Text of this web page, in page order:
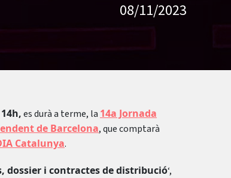
08/11/2023
es durà a terme, la 14a Jornada
de Barcelona, que comptarà
Catalunya.
dossier i contractes de distribució‘,